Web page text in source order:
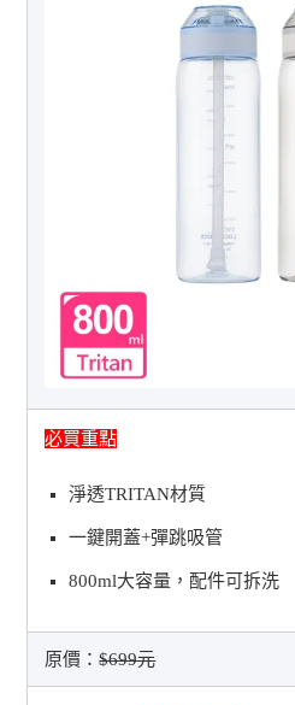
必買重點
淨透TRITAN材質
一鍵開蓋+彈跳吸管
800ml大容量，配件可拆洗
原價：$699元